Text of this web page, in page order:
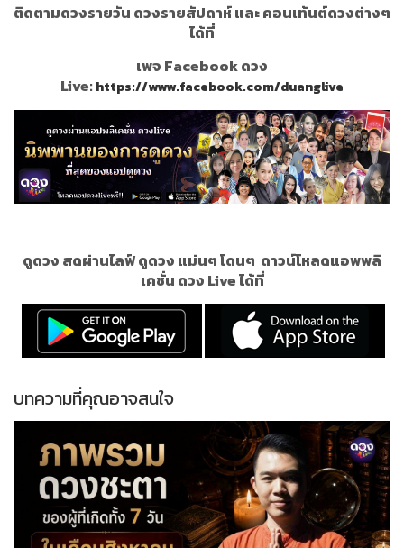
ติดตามดวงรายวัน ดวงรายสัปดาห์ และ คอนเท้นต์ดวงต่างๆ
ได้ที่
เพจ Facebook ดวง
Live:https://www.facebook.com/duanglive
ดูดวง สดผ่านไลฟ์ ดูดวง แม่นๆ โดนๆ ดาวน์โหลดแอพพลิ
เคชั่น ดวง Live ได้ที่
บทความที่คุณอาจสนใจ